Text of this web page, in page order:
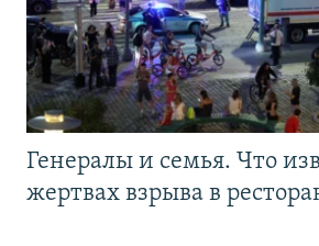
Генералы и семья. Что
жертвах взрыва в